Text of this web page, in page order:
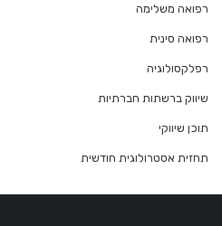
רפואה משלימה
רפואה סינית
רפלקסולוגיה
שיווק ברשתות חברתיות
תוכן שיווקי
תחזית אסטרולוגית חודשית